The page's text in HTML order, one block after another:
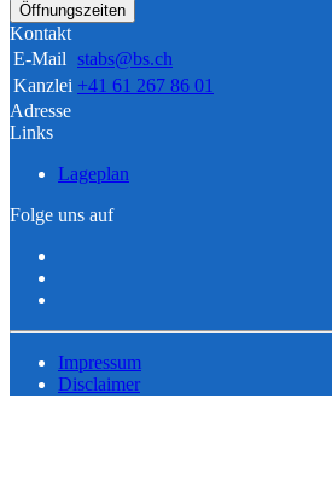
Öffnungszeiten
Kontakt
E-Mail stabs@bs.ch
Kanzlei +41 61 267 86 01
Adresse
Links
Lageplan
Folge uns auf
Impressum
Disclaimer